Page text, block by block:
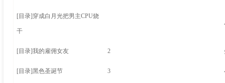
[目录] 穿成白月光把男主CPU烧
干
[目录]我的雇佣女友 2
[目录]黑色圣诞节 3